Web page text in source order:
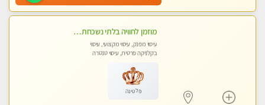
מוזמן לחוויה בלתי נשכחת!!!עיסוי מפנק ביותר מומלץ לחלוטין!!!
עיסוי מפנק, עיסוי מקצועי, עיסוי
בקלניקה פרטית, עיסוי טנטרה
פלטינה